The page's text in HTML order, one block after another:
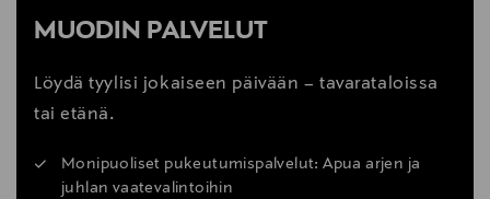
MUODIN PALVELUT
Löydä tyylisi jokaiseen päivään – tavarataloissa
tai etänä.
Monipuoliset pukeutumispalvelut: Apua arjen ja
juhlan vaatevalintoihin